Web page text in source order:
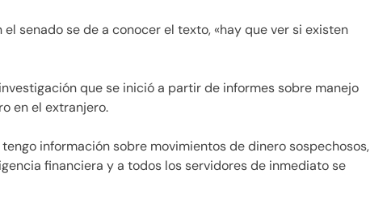
senado se de a conocer el texto, «hay que ver si existen
que se inició a partir de informes sobre manejo
en el extranjero.
información sobre movimientos de dinero sospechosos,
financiera y a todos los servidores de inmediato se